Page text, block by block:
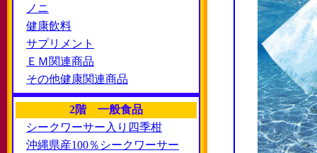
ノニ
健康飲料
サプリメント
ＥＭ関連商品
その他健康関連商品
2階 一般食品
シークワーサー入り四季柑
沖縄県産100％シークワーサー